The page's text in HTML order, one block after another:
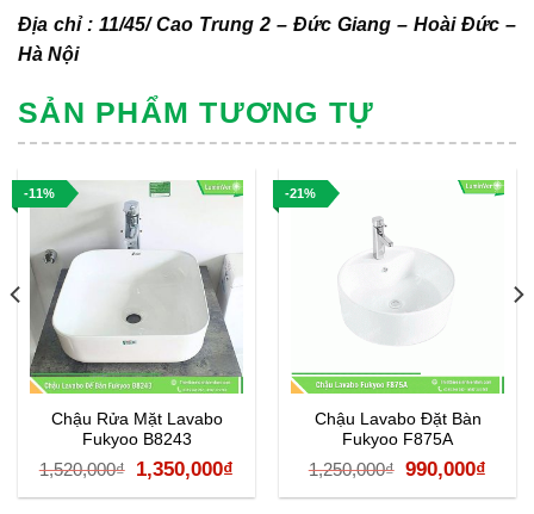
Địa chỉ : 11/45/ Cao Trung 2 – Đức Giang – Hoài Đức –
Hà Nội
SẢN PHẨM TƯƠNG TỰ
-11%
Chậu Rửa Mặt Lavabo
Fukyoo B8243
1,520,000₫
Giá
gốc
1,350,000₫
hiện
-21%
Chậu Lavabo Đặt Bàn
Fukyoo F875A
1,250,000₫ Giá
gốc
990,000₫
hiện